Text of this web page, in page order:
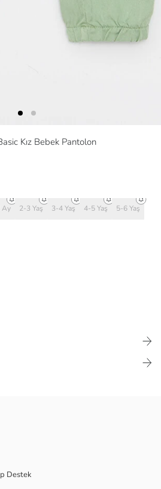
Kız Bebek Pantolon
Ay 2-3 Yaş 3-4 Yaş 4-5 Yaş 5-6 Yaş
Destek